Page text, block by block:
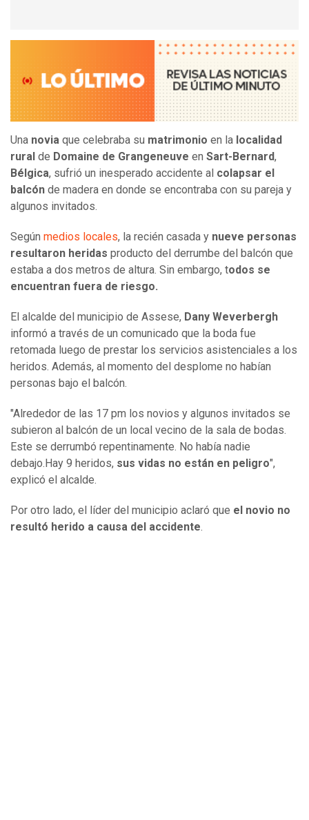
Una novia que celebraba su matrimonio en la localidad
rural de Domaine de Grangeneuve en Sart-Bernard,
Bélgica, sufrió un inesperado accidente al colapsar el
balcón de madera en donde se encontraba con su pareja y
algunos invitados.
Según medios locales, la recién casada y nueve personas
resultaron heridas producto del derrumbe del balcón que
estaba a dos metros de altura. Sin embargo, todos se
encuentran fuera de riesgo.
El alcalde del municipio de Assese, Dany Weverbergh
informó a través de un comunicado que la boda fue
retomada luego de prestar los servicios asistenciales a los
heridos. Además, al momento del desplome no habían
personas bajo el balcón.
"Alrededor de las 17 pm los novios y algunos invitados se
subieron al balcón de un local vecino de la sala de bodas.
Este se derrumbó repentinamente. No había nadie
debajo.Hay 9 heridos, sus vidas no están en peligro",
explicó el alcalde.
Por otro lado, el líder del municipio aclaró que el novio no
resultó herido a causa del accidente.